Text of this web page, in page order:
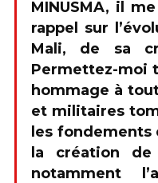
MINUSMA, il
rappel sur
Mali, de sa
Permettez-moi
hommage à
et militaires
les
la création de
notamment